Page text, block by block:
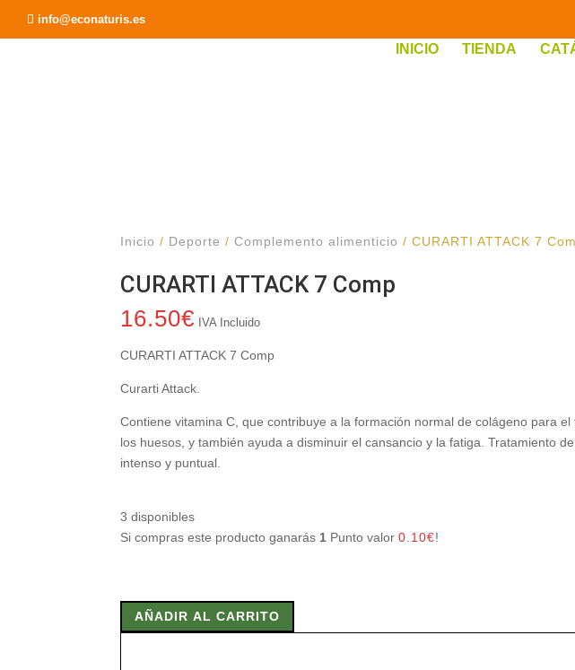
info@econaturis.es
INICIO TIENDA
Inicio / Deporte /Complemento alimenticio / CURARTI ATTACK 7
CURARTI ATTACK 7 Comp
16.50€ IVA Incluido
CURARTI ATTACK 7 Comp
Curarti Attack.
Contiene vitamina C, que contribuye a la formación normal de colágeno para
los huesos, y también ayuda a disminuir el cansancio y la fatiga. Tratamiento
intenso y puntual.
3 disponibles
Si compras este producto ganarás 1 Punto valor0.10€!
ATTACK
AÑADIR AL CARRITO